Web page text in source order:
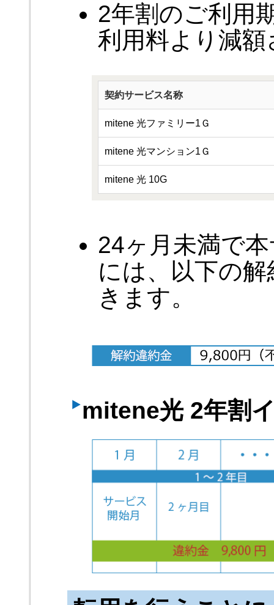
2年割のご利用
利用料より減
契約サービス名称
mitene 光ファミリー1Ｇ
mitene 光マンション1Ｇ
mitene 光 10G
24ヶ月未満で
には、以下の
きます。
mitene光 2年割